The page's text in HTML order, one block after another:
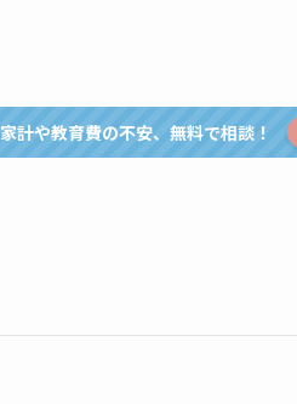
家計や教育費の不安、無料で相談！